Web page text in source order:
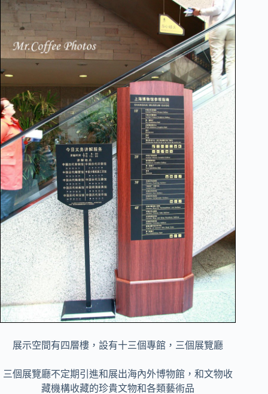
展示空間有四層樓，設有十三個專館，三個展覽廳
三個展覽廳不定期引進和展出海內外博物館，和文物收
藏機構收藏的珍貴文物和各類藝術品